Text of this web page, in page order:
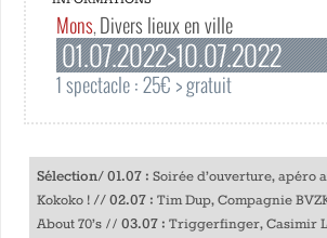
Mons,Divers lieux en ville
01.07.2022>10.07.2022
1 spectacle : 25€ > gratuit
Sélection/ 01.07 : Soirée d’ouverture, apéro
Kokoko ! // 02.07 : Tim Dup, Compagnie
About 70’s // 03.07 : Triggerfinger, Casimir